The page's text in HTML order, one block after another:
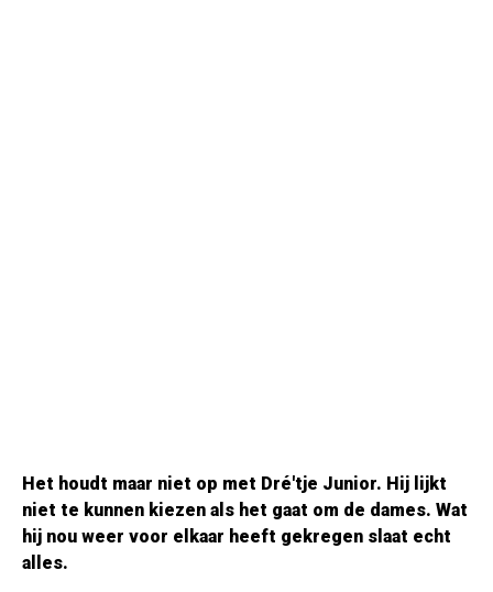
Het houdt maar niet op met Dré'tje Junior. Hij lijkt
niet te kunnen kiezen als het gaat om de dames. Wat
hij nou weer voor elkaar heeft gekregen slaat echt
alles.